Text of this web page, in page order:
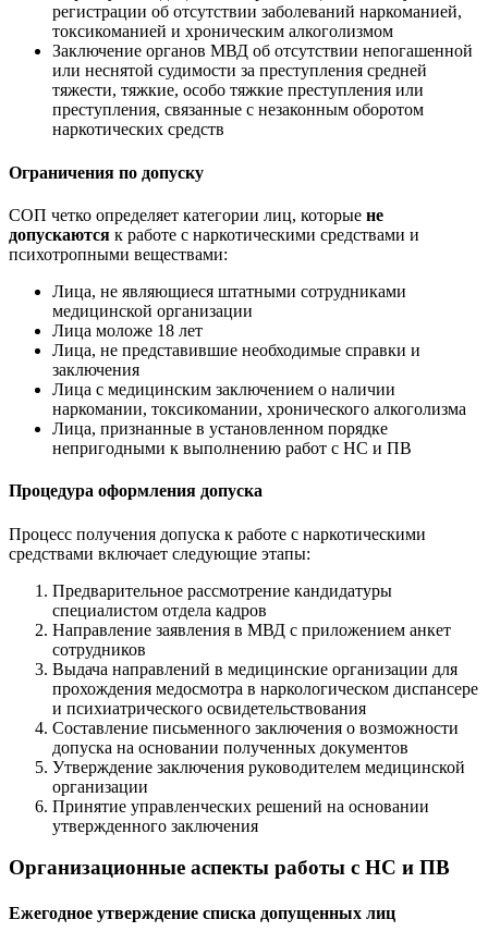
регистрации об отсутствии заболеваний наркоманией,
токсикоманией и хроническим алкоголизмом
Заключение органов МВД об отсутствии непогашенной
или неснятой судимости за преступления средней
тяжести, тяжкие, особо тяжкие преступления или
преступления, связанные с незаконным оборотом
наркотических средств
Ограничения по допуску
СОП четко определяет категории лиц, которые не
допускаются к работе с наркотическими средствами и
психотропными веществами:
Лица, не являющиеся штатными сотрудниками
медицинской организации
Лица моложе 18 лет
Лица, не представившие необходимые справки и
заключения
Лица с медицинским заключением о наличии
наркомании, токсикомании, хронического алкоголизма
Лица, признанные в установленном порядке
непригодными к выполнению работ с НС и ПВ
Процедура оформления допуска
Процесс получения допуска к работе с наркотическими
средствами включает следующие этапы:
Предварительное рассмотрение кандидатуры
специалистом отдела кадров
Направление заявления в МВД с приложением анкет
сотрудников
Выдача направлений в медицинские организации для
прохождения медосмотра в наркологическом диспансере
и психиатрического освидетельствования
Составление письменного заключения о возможности
допуска на основании полученных документов
Утверждение заключения руководителем медицинской
организации
Принятие управленческих решений на основании
утвержденного заключения
Организационные аспекты работы с НС и ПВ
Ежегодное утверждение списка допущенных лиц